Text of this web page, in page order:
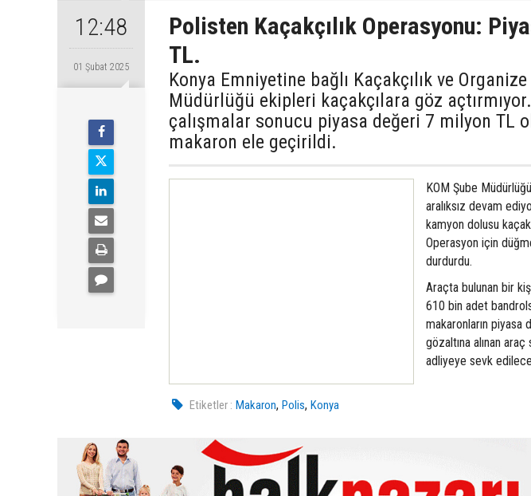
12:48
01 Şubat 2025
Polisten Kaçakçılık Operasyonu:
TL.
Konya Emniyetine bağlı Kaçakçılık ve
Müdürlüğü ekipleri kaçakçılara göz
çalışmalar sonucu piyasa değeri 7 milyon TL
makaron ele geçirildi.
KOM Şube
aralıksız devam
kamyon dolusu
Operasyon için
durdurdu.
Araçta bulunan bir
610 bin adet
makaronların
gözaltına alınan
adliyeye sevk
Etiketler : Makaron,Polis,Konya